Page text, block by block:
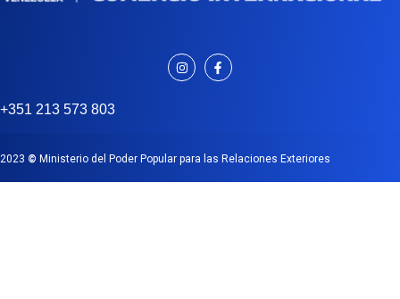
+351 213 573 803
2023 © Ministerio del Poder Popular para las Relaciones Exteriores